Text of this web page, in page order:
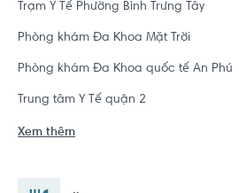
Trạm Y Tế Phường Bình Trưng Tây
Phòng khám Đa Khoa Mặt Trời
Phòng khám Đa Khoa quốc tế An Phú
Trung tâm Y Tế quận 2
Xem thêm